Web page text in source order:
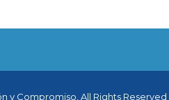
y Compromiso, All Rights Reserved